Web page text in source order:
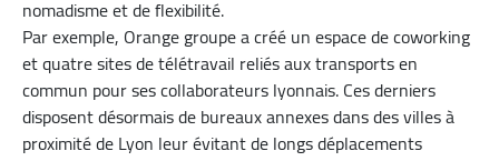
nomadisme et de flexibilité.
Par exemple, Orange groupe a créé un espace de coworking
et quatre sites de télétravail reliés aux transports en
commun pour ses collaborateurs lyonnais. Ces derniers
disposent désormais de bureaux annexes dans des villes à
proximité de Lyon leur évitant de longs déplacements